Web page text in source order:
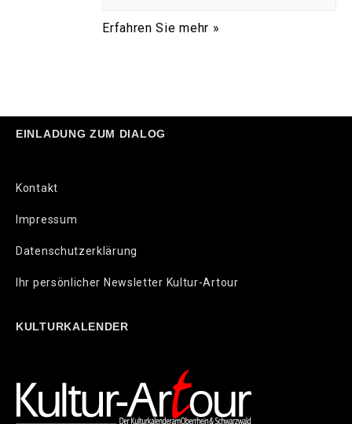
Erfahren Sie mehr »
EINLADUNG ZUM DIALOG
Kontakt
Impressum
Datenschutzerklärung
Ihr persönlicher Newsletter Kultur-Artour
KULTURKALENDER